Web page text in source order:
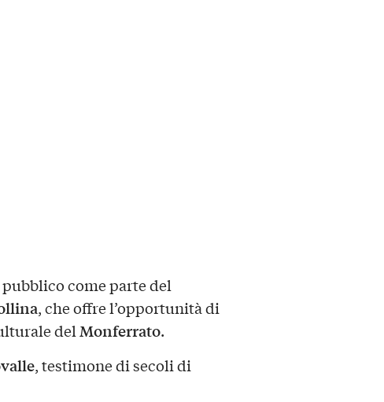
come parte del
, che offre l’opportunità di
delMonferrato.
, testimone di secoli di